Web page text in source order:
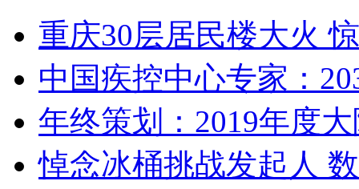
重庆30层居民楼大火
中国疾控中心专家：
年终策划：2019年度
悼念冰桶挑战发起人